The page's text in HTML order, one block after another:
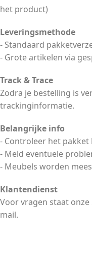
het product)
Leveringsmethode
- Standaard
- Grote artikelen via
Track & Trace
Zodra je bestelling is
trackinginformatie.
Belangrijke info
- Controleer het
- Meld eventuele
- Meubels worden
Klantendienst
Voor vragen staat
mail.